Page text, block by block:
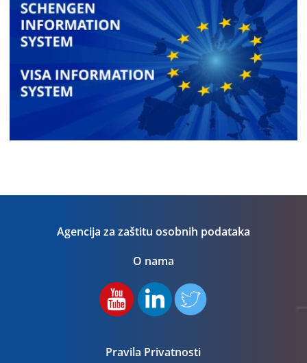
Agencija za zaštitu osobnih podataka
O nama
Pravila Privatnosti